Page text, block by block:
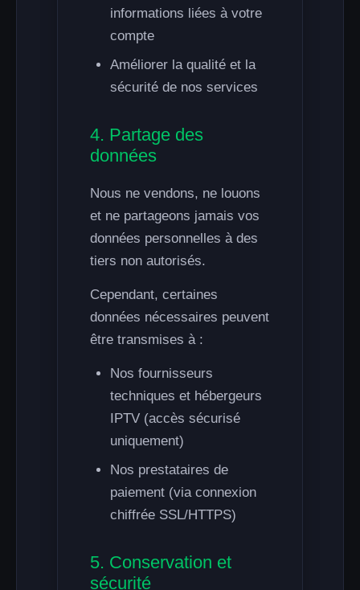
informations liées à votre
compte
Améliorer la qualité et la
sécurité de nos services
4. Partage des
données
Nous ne vendons, ne louons
et ne partageons jamais vos
données personnelles à des
tiers non autorisés.
Cependant, certaines
données nécessaires peuvent
être transmises à :
Nos fournisseurs
techniques et hébergeurs
IPTV (accès sécurisé
uniquement)
Nos prestataires de
paiement (via connexion
chiffrée SSL/HTTPS)
5. Conservation et
sécurité